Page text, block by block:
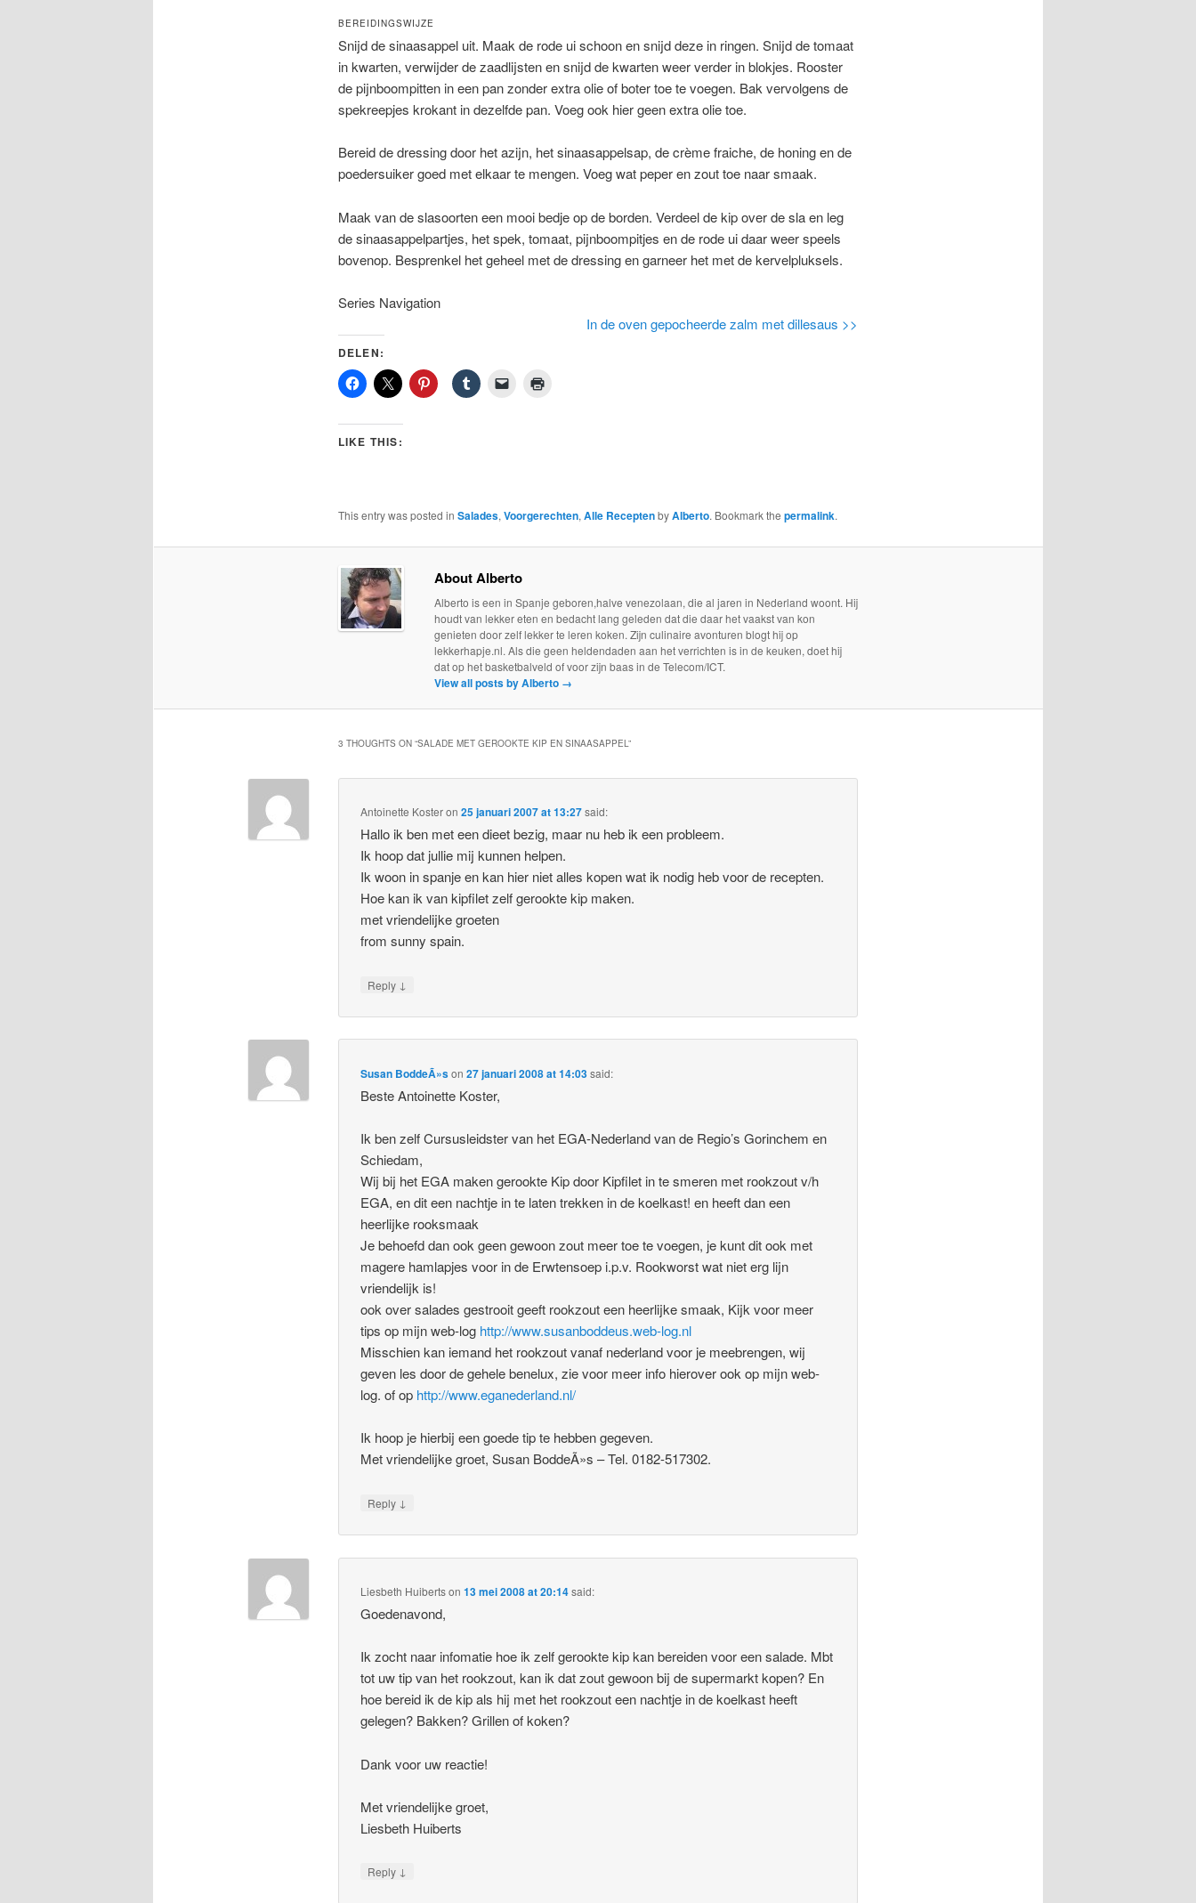
BEREIDINGSWIJZE
Snijd de sinaasappel uit. Maak de rode ui schoon en snijd deze in ringen. Snijd de tomaat
in kwarten, verwijder de zaadlijsten en snijd de kwarten weer verder in blokjes. Rooster
de pijnboompitten in een pan zonder extra olie of boter toe te voegen. Bak vervolgens de
spekreepjes krokant in dezelfde pan. Voeg ook hier geen extra olie toe.
Bereid de dressing door het azijn, het sinaasappelsap, de crème fraiche, de honing en de
poedersuiker goed met elkaar te mengen. Voeg wat peper en zout toe naar smaak.
Maak van de slasoorten een mooi bedje op de borden. Verdeel de kip over de sla en leg
de sinaasappelpartjes, het spek, tomaat, pijnboompitjes en de rode ui daar weer speels
bovenop. Besprenkel het geheel met de dressing en garneer het met de kervelpluksels.
Series Navigation
In de oven gepocheerde zalm met dillesaus >>
DELEN:
LIKE THIS:
This entry was posted in Salades, Voorgerechten, Alle ReceptenbyAlberto. Bookmark the permalink.
About Alberto
Alberto is een in Spanje geboren,halve venezolaan, die al jaren in Nederland woont. Hij
houdt van lekker eten en bedacht lang geleden dat die daar het vaakst van kon
genieten door zelf lekker te leren koken. Zijn culinaire avonturen blogt hij op
lekkerhapje.nl. Als die geen heldendaden aan het verrichten is in de keuken, doet hij
dat op het basketbalveld of voor zijn baas in de Telecom/ICT.
View all posts by Alberto →
3 THOUGHTS ON “SALADE MET GEROOKTE KIP EN SINAASAPPEL”
Antoinette Kosteron25 januari 2007 at 13:27said:
Hallo ik ben met een dieet bezig, maar nu heb ik een probleem.
Ik hoop dat jullie mij kunnen helpen.
Ik woon in spanje en kan hier niet alles kopen wat ik nodig heb voor de recepten.
Hoe kan ik van kipfilet zelf gerookte kip maken.
met vriendelijke groeten
from sunny spain.
Reply ↓
Susan BoddeÃ»son27 januari 2008 at 14:03said:
Beste Antoinette Koster,
Ik ben zelf Cursusleidster van het EGA-Nederland van de Regio’s Gorinchem en
Schiedam,
Wij bij het EGA maken gerookte Kip door Kipfilet in te smeren met rookzout v/h
EGA, en dit een nachtje in te laten trekken in de koelkast! en heeft dan een
heerlijke rooksmaak
Je behoefd dan ook geen gewoon zout meer toe te voegen, je kunt dit ook met
magere hamlapjes voor in de Erwtensoep i.p.v. Rookworst wat niet erg lijn
vriendelijk is!
ook over salades gestrooit geeft rookzout een heerlijke smaak, Kijk voor meer
tips op mijn web-log http://www.susanboddeus.web-log.nl
Misschien kan iemand het rookzout vanaf nederland voor je meebrengen, wij
geven les door de gehele benelux, zie voor meer info hierover ook op mijn web-
log. of op http://www.eganederland.nl/
Ik hoop je hierbij een goede tip te hebben gegeven.
Met vriendelijke groet, Susan BoddeÃ»s – Tel. 0182-517302.
Reply ↓
Liesbeth Huibertson13 mei 2008 at 20:14said:
Goedenavond,
Ik zocht naar infomatie hoe ik zelf gerookte kip kan bereiden voor een salade. Mbt
tot uw tip van het rookzout, kan ik dat zout gewoon bij de supermarkt kopen? En
hoe bereid ik de kip als hij met het rookzout een nachtje in de koelkast heeft
gelegen? Bakken? Grillen of koken?
Dank voor uw reactie!
Met vriendelijke groet,
Liesbeth Huiberts
Reply ↓